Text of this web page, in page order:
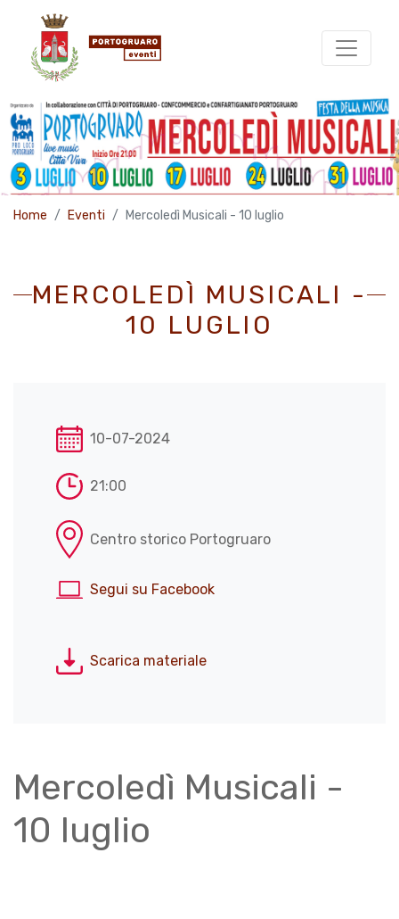
Home Eventi Mercoledì Musicali - 10 luglio
MERCOLEDÌ MUSICALI -
10 LUGLIO
10-07-2024
21:00
Centro storico Portogruaro
Segui su Facebook
Scarica materiale
Mercoledì Musicali -
10 luglio